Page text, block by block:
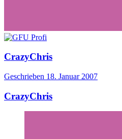
CrazyChris
Geschrieben 18. Januar 2007
CrazyChris